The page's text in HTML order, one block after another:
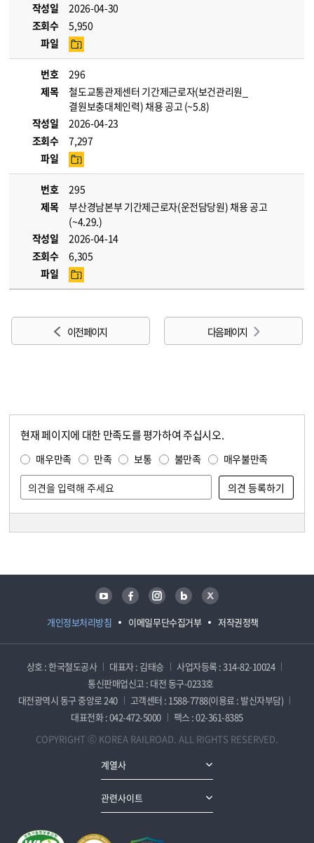
작성일
2026-04-30
조회수
5,950
파일
번호
296
제목
철도교통관제센터 기간제근로자(보건관리원_
결원보충대체인력) 채용 공고 (~5.8)
작성일
2026-04-23
조회수
7,297
파일
번호
295
제목
부산경남본부 기간제근로자(운전담당원) 채용 공고
(~4.29.)
작성일
2026-04-14
조회수
6,305
파일
이전 페이지 다음 페이지
현재 페이지에 대한 만족도를 평가하여 주십시오.
매우만족 만족 보통 불만족 매우불만족
개인정보처리방침 이메일무단수집거부 저작권정책
유튜브 페이스북 인스타그램 블로그 트위터
상호 : 한국철도공사 대표자 : 김태승
사업자등록 : 314-82-10024
통신판매업신고 : 대전 동구-0233호
대전광역시 동구 중앙로 240
고객센터 : 1588-7788(이용료 : 발신자부담)
대표전화 : 042-472-5000
팩스 : 02-361-8385
COPYRIGHT ⓒ KOREA RAILROAD. ALL RIGHTS RESERVED.
계열사
관련사이트